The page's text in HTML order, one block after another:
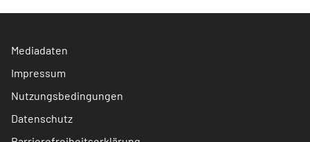
Mediadaten
Impressum
Nutzungsbedingungen
Datenschutz